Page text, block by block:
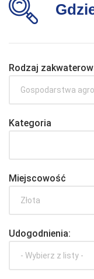
Rodzaj
Gospodarstwa
Kategoria
Miejscowość
Udogodnienia:
- Wybierz z listy -